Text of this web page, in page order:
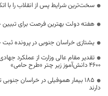
سخت‌ترین شرایط پس از انقلاب را با
هفته دولت بهترین فرصت برای
یشتازی خراسان جنوبی در پرونده ثبت
تقدیر مقام عالی وزارت از عملکرد
۴۶۰۰ دانش‌آموز زیر چتر «طرح حامی»
۱۸۵ بیمار هموفیلی در خراسان
دارند